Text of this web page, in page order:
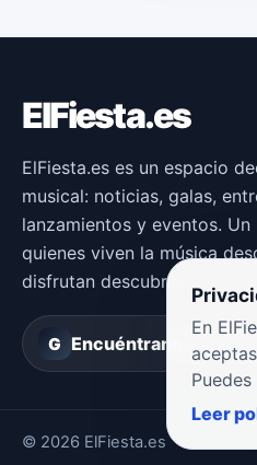
ElFiesta.es
ElFiesta.es es un espacio
musical: noticias, galas,
lanzamientos y eventos.
quienes viven la música
disfrutan descubriendo
G Encuéntranos en
© 2026 ElFiesta.es
En
Leer